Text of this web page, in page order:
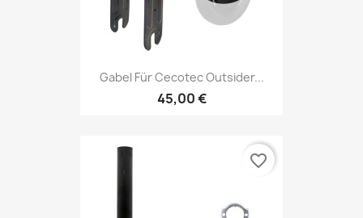
Gabel Für Cecotec Outsider...
45,00 €
favorite_border